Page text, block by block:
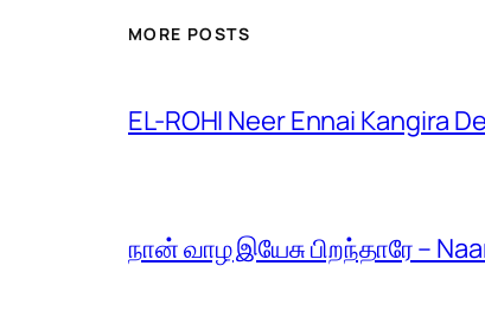
MORE POSTS
EL-ROHI Neer Ennai
நான் வாழ இயேசு பிறந்தாரே –